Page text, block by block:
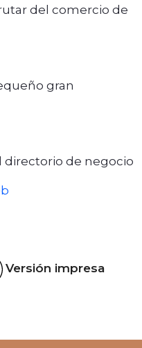
del comercio de
gran
directorio de negocio
Versión impresa